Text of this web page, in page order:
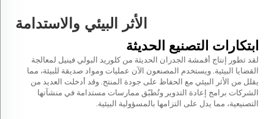
الأثر البيئي والاستدامة
ابتكارات التصنيع الحديثة
لقد تطور إنتاج أقمشة الجدران الحديثة من كلوريد البولي فينيل لمعالجة
القضايا البيئية. ويستخدم المصنعون الآن عمليات ومواد صديقة للبيئة، مما
يقلل من الأثر البيئي مع الحفاظ على جودة المنتج. وقد أدخلت العديد من
الشركات برامج إعادة التدوير وتُطبّق ممارسات مستدامة في منشآتها
التصنيعية، مما يدل على التزامها بالمسؤولية البيئية.